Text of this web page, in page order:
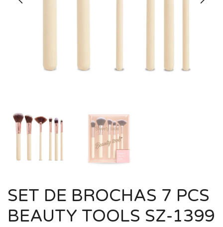
SET DE BROCHAS 7 PCS
BEAUTY TOOLS SZ-1399